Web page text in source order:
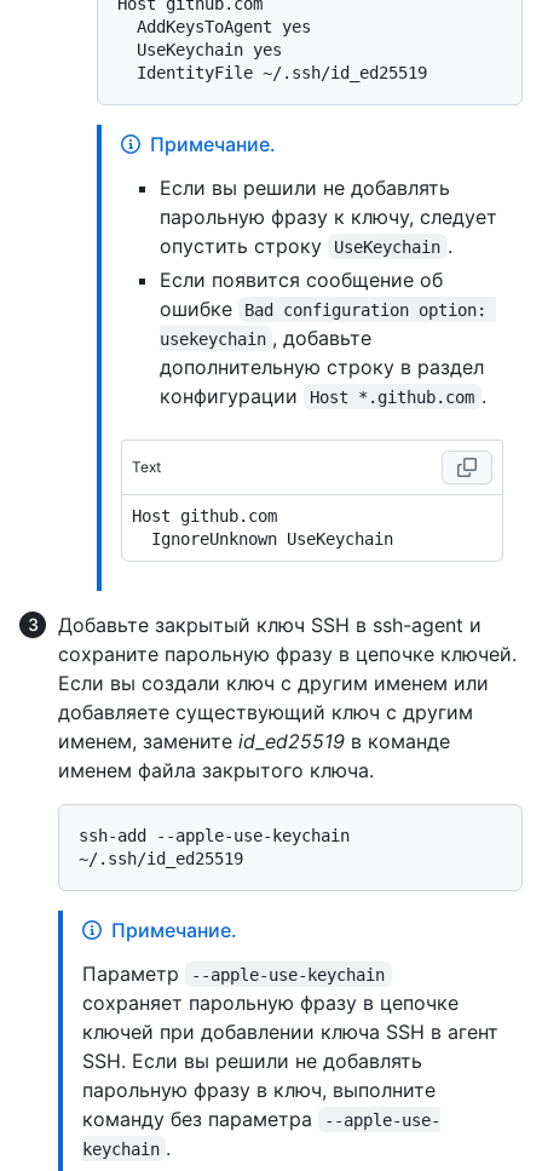
Примечание.
Если вы решили не добавлять
парольную фразу к ключу, следует
опустить строку
UseKeychain .
Если появится сообщение об
ошибке
Bad configuration option:
usekeychain , добавьте
дополнительную строку в раздел
конфигурации
Host *.github.com .
Text
Host github.com
Добавьте закрытый ключ SSH в ssh-agent и
сохраните парольную фразу в цепочке ключей.
Если вы создали ключ с другим именем или
добавляете существующий ключ с другим
именем, замените id_ed25519 в команде
именем файла закрытого ключа.
ssh-add --apple-use-keychain
Примечание.
Параметр
--apple-use-keychain
сохраняет парольную фразу в цепочке
ключей при добавлении ключа SSH в агент
SSH. Если вы решили не добавлять
парольную фразу в ключ, выполните
команду без параметра
--apple-use-
keychain .